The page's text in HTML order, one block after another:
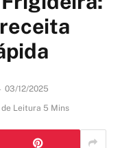
03/12/2025
de Leitura 5 Mins